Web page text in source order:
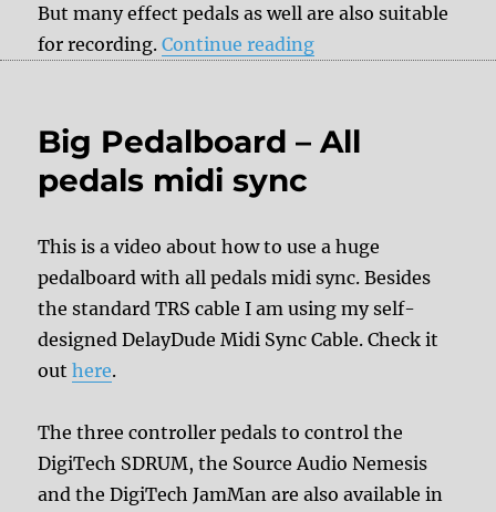
But many effect pedals as well are also suitable
for recording.Continue reading“Effect pedals for
Big Pedalboard – All
pedals midi sync
This is a video about how to use a huge
pedalboard with all pedals midi sync. Besides
the standard TRS cable I am using my self-
designed DelayDude Midi Sync Cable. Check it
outhere.
The three controller pedals to control the
DigiTech SDRUM, the Source Audio Nemesis
and the DigiTech JamMan are also available in